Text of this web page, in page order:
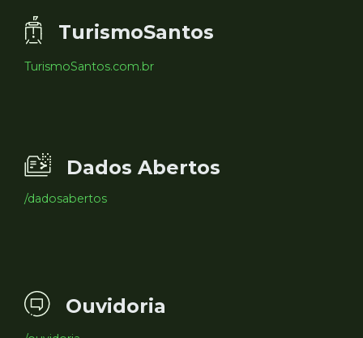
TurismoSantos
TurismoSantos.com.br
Dados Abertos
/dadosabertos
Ouvidoria